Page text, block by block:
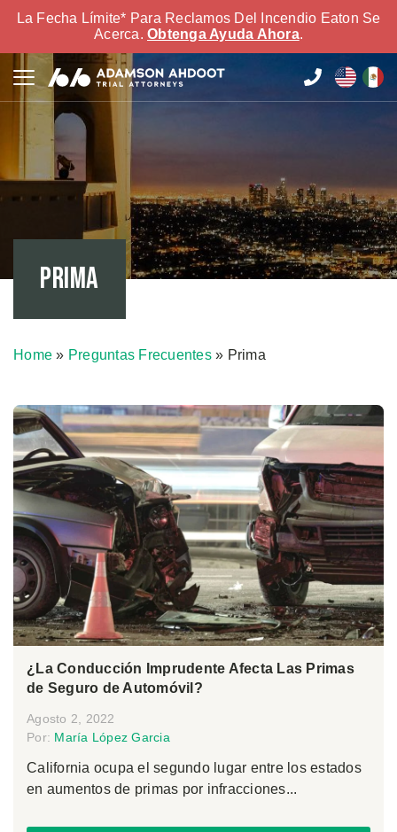
La Fecha Límite* Para Reclamos Del Incendio Eaton Se
Acerca. Obtenga Ayuda Ahora.
Prima
Home » Preguntas Frecuentes» Prima
¿La Conducción Imprudente Afecta Las Primas
de Seguro de Automóvil?
Agosto 2, 2022
Por: María López Garcia
California ocupa el segundo lugar entre los estados
en aumentos de primas por infracciones...